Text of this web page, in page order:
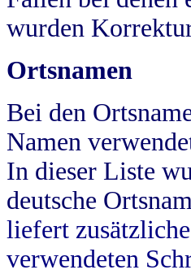
wurden
Ortsnamen
Bei den
Namen
In dieser Liste
deutsche
liefert
verwendeten